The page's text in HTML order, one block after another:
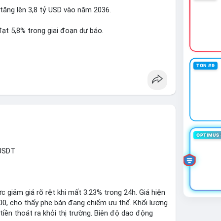
#1point49trieuusd
lên 3,8 tỷ USD vào năm 2036.
5,8% trong giai đoạn dự báo.
giảm giá rõ rệt khi mất 3.23% trong 24h. Giá hiện
cho thấy phe bán đang chiếm ưu thế. Khối lượng
thoát ra khỏi thị trường. Biên độ dao động
TON #9
OPTIMUS